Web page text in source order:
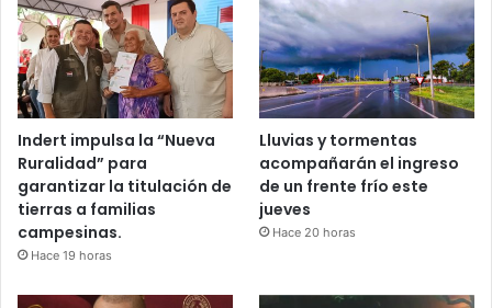
Indert impulsa la “Nueva
Ruralidad” para
garantizar la titulación de
tierras a familias
campesinas.
Hace 19 horas
Lluvias y tormentas
acompañarán el ingreso
de un frente frío este
jueves
Hace 20 horas